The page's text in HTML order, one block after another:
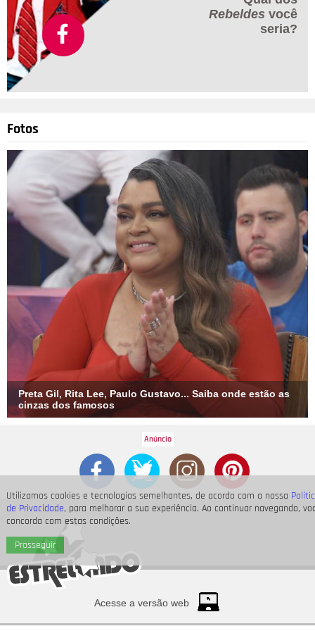
Utilizamos cookies e tecnologias semelhantes, de acordo com a nossa
de Privacidade, para melhorar a sua experiência. Ao continuar navegando,
concorda com estas condições.
Prosseguir
Rebeldes você
seria?
Fotos
Preta Gil, Rita Lee, Paulo Gustavo... Saiba onde estão as
cinzas dos famosos
Acesse a versão web